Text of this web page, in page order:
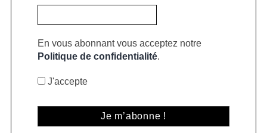
En vous abonnant vous acceptez notre
Politique de confidentialité.
J'accepte